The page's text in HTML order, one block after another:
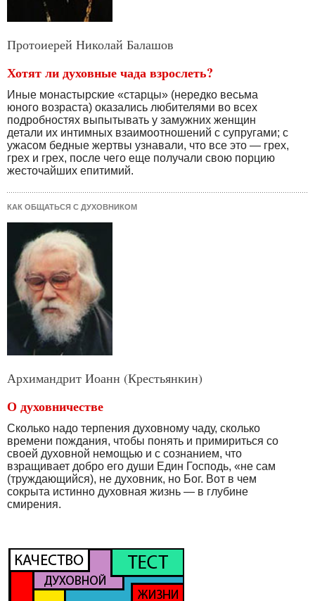
Протоиерей Николай Балашов
Хотят ли духовные чада взрослеть?
Иные монастырские «старцы» (нередко весьма
юного возраста) оказались любителями во всех
подробностях выпытывать у замужних женщин
детали их интимных взаимоотношений с супругами; с
ужасом бедные жертвы узнавали, что все это — грех,
грех и грех, после чего еще получали свою порцию
жесточайших епитимий.
КАК ОБЩАТЬСЯ С ДУХОВНИКОМ
Архимандрит Иоанн (Крестьянкин)
О духовничестве
Сколько надо терпения духовному чаду, сколько
времени пождания, чтобы понять и примириться со
своей духовной немощью и с сознанием, что
взращивает добро его души Един Господь, «не сам
(труждающийся), не духовник, но Бог. Вот в чем
сокрыта истинно духовная жизнь — в глубине
смирения.